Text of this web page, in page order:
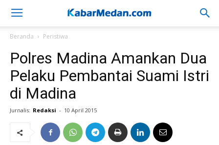
Beranda Peristiwa
Polres Madina Amankan Dua
Pelaku Pembantai Suami Istri
di Madina
Jurnalis: Redaksi - 10 April 2015